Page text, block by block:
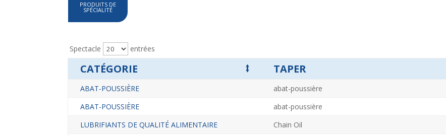
PRODUITS DE
SPÉCIALITÉ
Spectacle entrées
CATÉGORIE ⭥ TAPER
ABAT-POUSSIÈRE abat-poussière
ABAT-POUSSIÈRE
abat-poussière
LUBRIFIANTS DE QUALITÉ ALIMENTAIRE
Chain Oil